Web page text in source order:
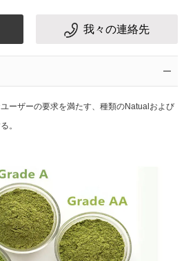
我々の連絡先
ーザーの要求を満たす、種類のNatualおよび
。